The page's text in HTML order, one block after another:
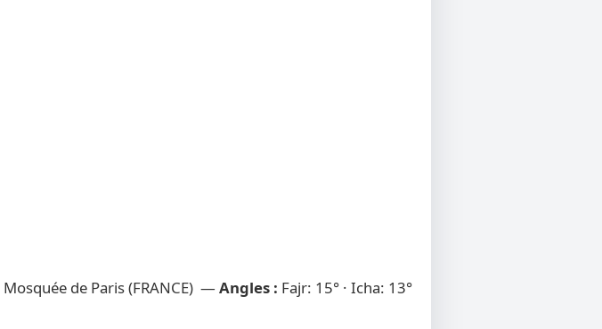
Mosquée de Paris (FRANCE) — Angles : Fajr: 15° · Icha: 13°